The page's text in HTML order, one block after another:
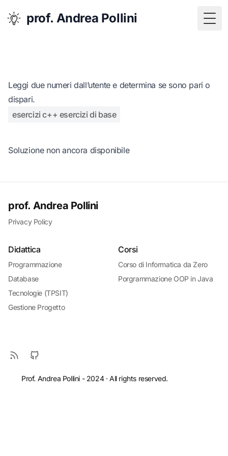
prof. Andrea Pollini
Leggi due numeri dall’utente e determina se sono pari o
dispari.
esercizi c++ esercizi di base
Soluzione non ancora disponibile
prof. Andrea Pollini
Privacy Policy
Didattica
Programmazione
Database
Tecnologie (TPSIT)
Gestione Progetto
Corsi
Corso di Informatica da Zero
Porgrammazione OOP in Java
Prof. Andrea Pollini - 2024 · All rights reserved.